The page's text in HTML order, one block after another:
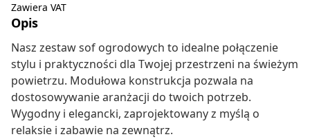
Zawiera VAT
Opis
Nasz zestaw sof ogrodowych to idealne połączenie
stylu i praktyczności dla Twojej przestrzeni na świeżym
powietrzu. Modułowa konstrukcja pozwala na
dostosowywanie aranżacji do twoich potrzeb.
Wygodny i elegancki, zaprojektowany z myślą o
relaksie i zabawie na zewnątrz.